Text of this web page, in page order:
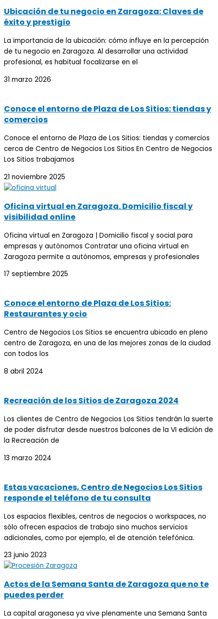
Ubicación de tu negocio en Zaragoza: Claves de
éxito y prestigio
La importancia de la ubicación: cómo influye en la percepción
de tu negocio en Zaragoza. Al desarrollar una actividad
profesional, es habitual focalizarse en el
31 marzo 2026
Conoce el entorno de Plaza de Los Sitios: tiendas y
comercios
Conoce el entorno de Plaza de Los Sitios: tiendas y comercios
cerca de Centro de Negocios Los Sitios En Centro de Negocios
Los Sitios trabajamos
21 noviembre 2025
Oficina virtual en Zaragoza. Domicilio fiscal y
visibilidad online
Oficina virtual en Zaragoza | Domicilio fiscal y social para
empresas y autónomos Contratar una oficina virtual en
Zaragoza permite a autónomos, empresas y profesionales
17 septiembre 2025
Conoce el entorno de Plaza de Los Sitios:
Restaurantes y ocio
Centro de Negocios Los Sitios se encuentra ubicado en pleno
centro de Zaragoza, en una de las mejores zonas de la ciudad
con todos los
8 abril 2024
Recreación de los Sitios de Zaragoza 2024
Los clientes de Centro de Negocios Los Sitios tendrán la suerte
de poder disfrutar desde nuestros balcones de la VI edición de
la Recreación de
13 marzo 2024
Estas vacaciones, Centro de Negocios Los Sitios
responde el teléfono de tu consulta
Los espacios flexibles, centros de negocios o workspaces, no
sólo ofrecen espacios de trabajo sino muchos servicios
adicionales, como por ejemplo, el de atención telefónica.
23 junio 2023
Actos de la Semana Santa de Zaragoza que no te
puedes perder
La capital aragonesa ya vive plenamente una Semana Santa